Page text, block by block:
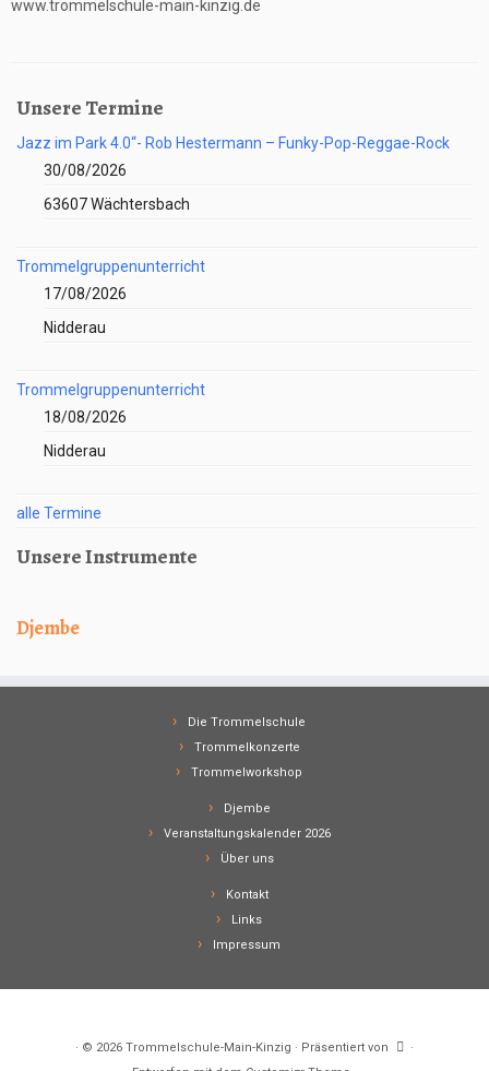
www.trommelschule-main-kinzig.de
Unsere Termine
Jazz im Park 4.0“- Rob Hestermann – Funky-Pop-Reggae-Rock
30/08/2026
63607 Wächtersbach
Trommelgruppenunterricht
17/08/2026
Nidderau
Trommelgruppenunterricht
18/08/2026
Nidderau
alle Termine
Unsere Instrumente
Djembe
Die Trommelschule
Trommelkonzerte
Trommelworkshop
Djembe
Veranstaltungskalender 2026
Über uns
Kontakt
Links
Impressum
· © 2026 Trommelschule-Main-Kinzig · Präsentiert von
·